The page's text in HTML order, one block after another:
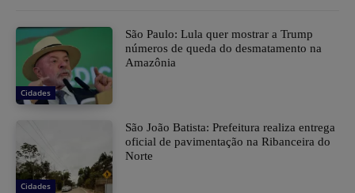
Cidades
São Paulo: Lula quer mostrar a Trump
números de queda do desmatamento na
Amazônia
Cidades
São João Batista: Prefeitura realiza entrega
oficial de pavimentação na Ribanceira do
Norte